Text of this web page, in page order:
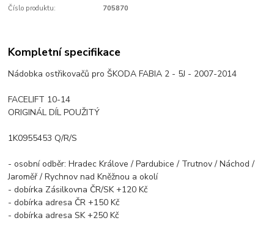
Číslo produktu: 705870
Kompletní specifikace
Nádobka ostřikovačů pro ŠKODA FABIA 2 - 5J - 2007-2014
FACELIFT 10-14
ORIGINÁL DÍL POUŽITÝ
1K0955453 Q/R/S
- osobní odběr: Hradec Králove / Pardubice / Trutnov / Náchod /
Jaroměř / Rychnov nad Kněžnou a okolí
- dobírka Zásilkovna ČR/SK +120 Kč
- dobírka adresa ČR +150 Kč
- dobírka adresa SK +250 Kč